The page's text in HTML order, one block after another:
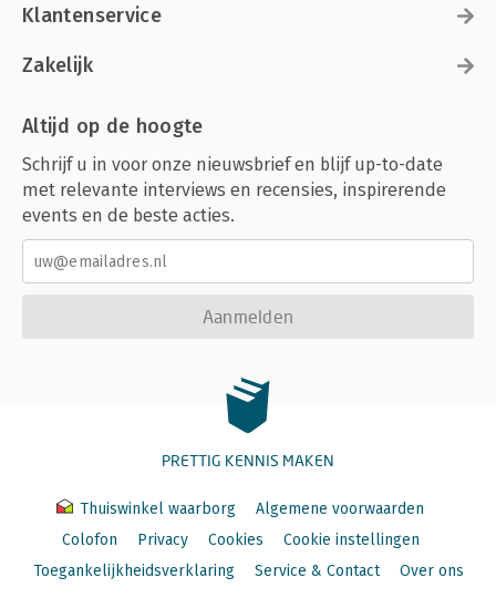
Klantenservice
Zakelijk
Altijd op de hoogte
Schrijf u in voor onze nieuwsbrief en blijf up-to-date
met relevante interviews en recensies, inspirerende
events en de beste acties.
Aanmelden
PRETTIG KENNIS MAKEN
Thuiswinkel waarborg
Algemene voorwaarden
Colofon
Privacy Cookies
Cookie instellingen
Toegankelijkheidsverklaring
Service & Contact Over ons